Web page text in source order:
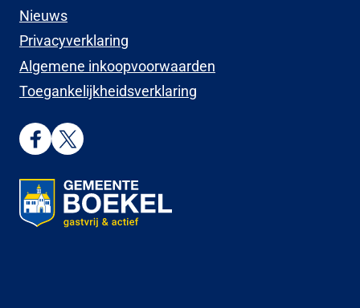
Nieuws
Privacyverklaring
Algemene inkoopvoorwaarden
Toegankelijkheidsverklaring